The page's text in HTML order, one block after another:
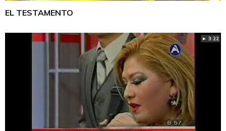
EL TESTAMENTO
► 3:22